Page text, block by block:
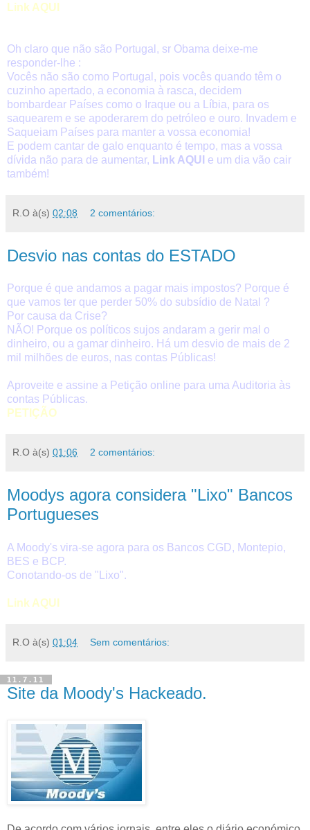
Link AQUI
Oh claro que não são Portugal, sr Obama deixe-me
responder-lhe :
Vocês não são como Portugal, pois vocês quando têm o
cuzinho apertado, a economia à rasca, decidem
bombardear Países como o Iraque ou a Líbia, para os
saquearem e se apoderarem do petróleo e ouro. Invadem e
Saqueiam Países para manter a vossa economia!
E podem cantar de galo enquanto é tempo, mas a vossa
dívida não para de aumentar, Link AQUI e um dia vão cair
também!
R.O à(s) 02:08 2 comentários:
Desvio nas contas do ESTADO
Porque é que andamos a pagar mais impostos? Porque é
que vamos ter que perder 50% do subsídio de Natal ?
Por causa da Crise?
NÃO! Porque os políticos sujos andaram a gerir mal o
dinheiro, ou a gamar dinheiro. Há um desvio de mais de 2
mil milhões de euros, nas contas Públicas!
Aproveite e assine a Petição online para uma Auditoria às
contas Públicas.
PETIÇÃO
R.O à(s) 01:06 2 comentários:
Moodys agora considera "Lixo" Bancos
Portugueses
A Moody's vira-se agora para os Bancos CGD, Montepio,
BES e BCP.
Conotando-os de "Lixo".
Link AQUI
R.O à(s) 01:04 Sem comentários:
11.7.11
Site da Moody's Hackeado.